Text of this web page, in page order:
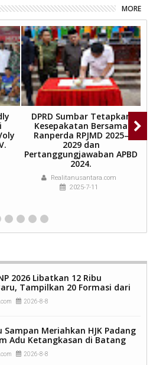
MORE
DPRD Sumbar Tetapkan
Kesepakatan Bersama
Ranperda RPJMD 2025–
2029 dan
Pertanggungjawaban APBD
2024.
Realitanusantara.com
2025-7-11
2026 Libatkan 12 Ribu
Tampilkan 20 Formasi dari
2026-8-8
Sampan Meriahkan HJK Padang
Adu Ketangkasan di Batang
2026-8-8